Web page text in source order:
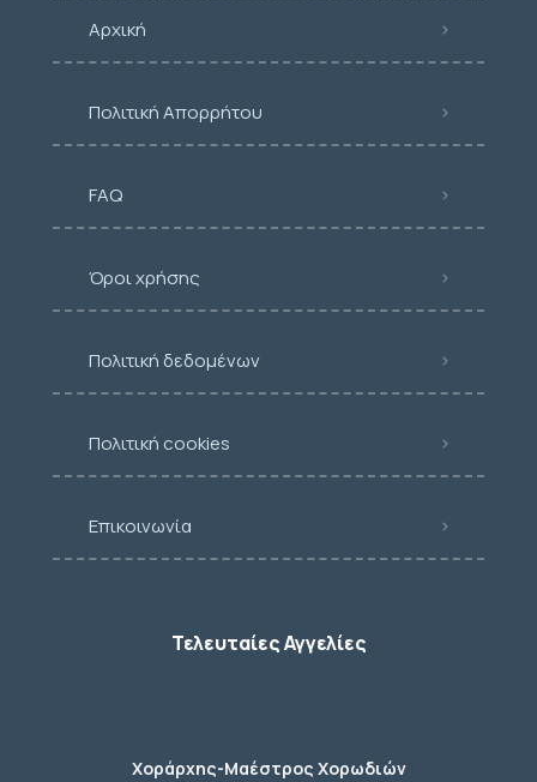
Αρχική
Πολιτική Απορρήτου
FAQ
Όροι χρήσης
Πολιτική δεδομένων
Πολιτική cookies
Επικοινωνία
Τελευταίες Αγγελίες
Χοράρχης-Μαέστρος Χορωδιών